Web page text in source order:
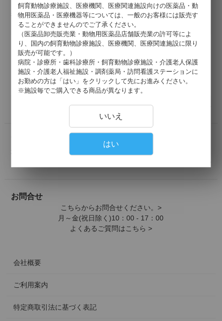
お支払いについて
掛け払い・クレジットカード・代引きがご利用いただけます。
以下のクレジットカードがご利用可能です。
地域別の送料は下記よりご確認ください。
詳しくはこちら >
お問合せ
こちらからお問合せください。>
月～金(祝日除く)10：00 - 17：00
よくあるご質問はこちら >
会社概要
ご利用案内
特定商取引法に基づく表記
飼育動物診療施設、医療機関、医療関連施設向けの医薬品・動
物用医薬品・医療機器等については、一般のお客様には販売す
ることができませんのでご了承ください。
（医薬品卸売販売業・動物用医薬品店舗販売業の許可等によ
り、国内の飼育動物診療施設、医療機関、医療関連施設に限り
販売が可能です。）
病院・診療所・歯科診療所・飼育動物診療施設・介護老人保護
施設・介護老人福祉施設・調剤薬局・訪問看護ステーションに
お勤めの方は「はい」をクリックして先にお進みください。
※施設毎でご購入できる商品が異なります。
いいえ
はい